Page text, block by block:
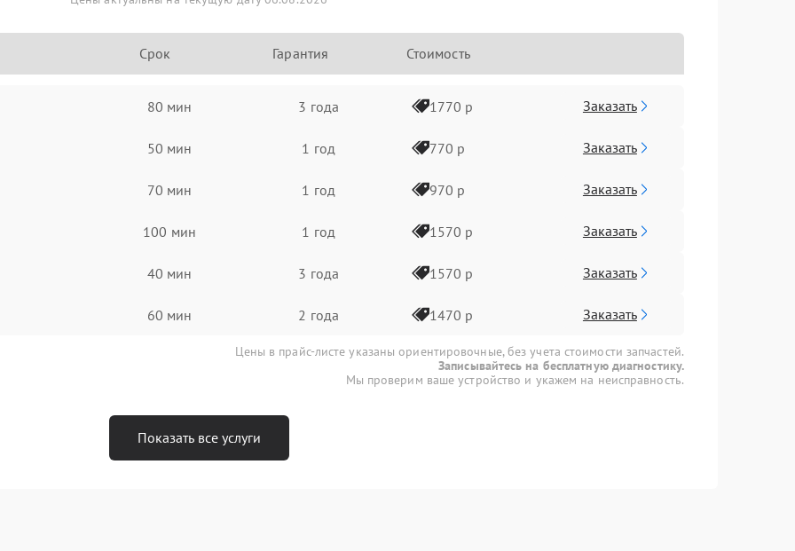
Срок Гарантия Стоимость
80 мин 3 года 1770 р Заказать
50 мин 1 год 770 р Заказать
70 мин 1 год 970 р Заказать
100 мин 1 год 1570 р Заказать
40 мин 3 года 1570 р Заказать
60 мин 2 года 1470 р Заказать
Цены в прайс-листе указаны ориентировочные, без учета стоимости запчастей.
Записывайтесь на бесплатную диагностику.
Мы проверим ваше устройство и укажем на неисправность.
Показать все услуги